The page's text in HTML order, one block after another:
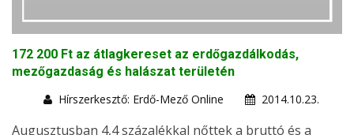
172 200 Ft az átlagkereset az erdőgazdálkodás,
mezőgazdaság és halászat területén
Hírszerkesztő: Erdő-Mező Online
2014.10.23.
Augusztusban 4,4 százalékkal nőttek a bruttó és a